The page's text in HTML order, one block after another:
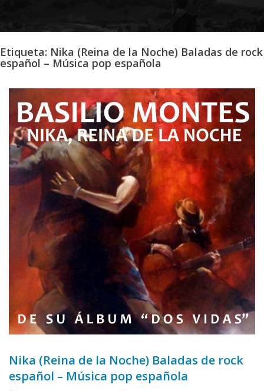
Etiqueta: Nika (Reina de la Noche) Baladas de rock
español – Música pop española
Nika (Reina de la Noche) Baladas de rock
español – Música pop española